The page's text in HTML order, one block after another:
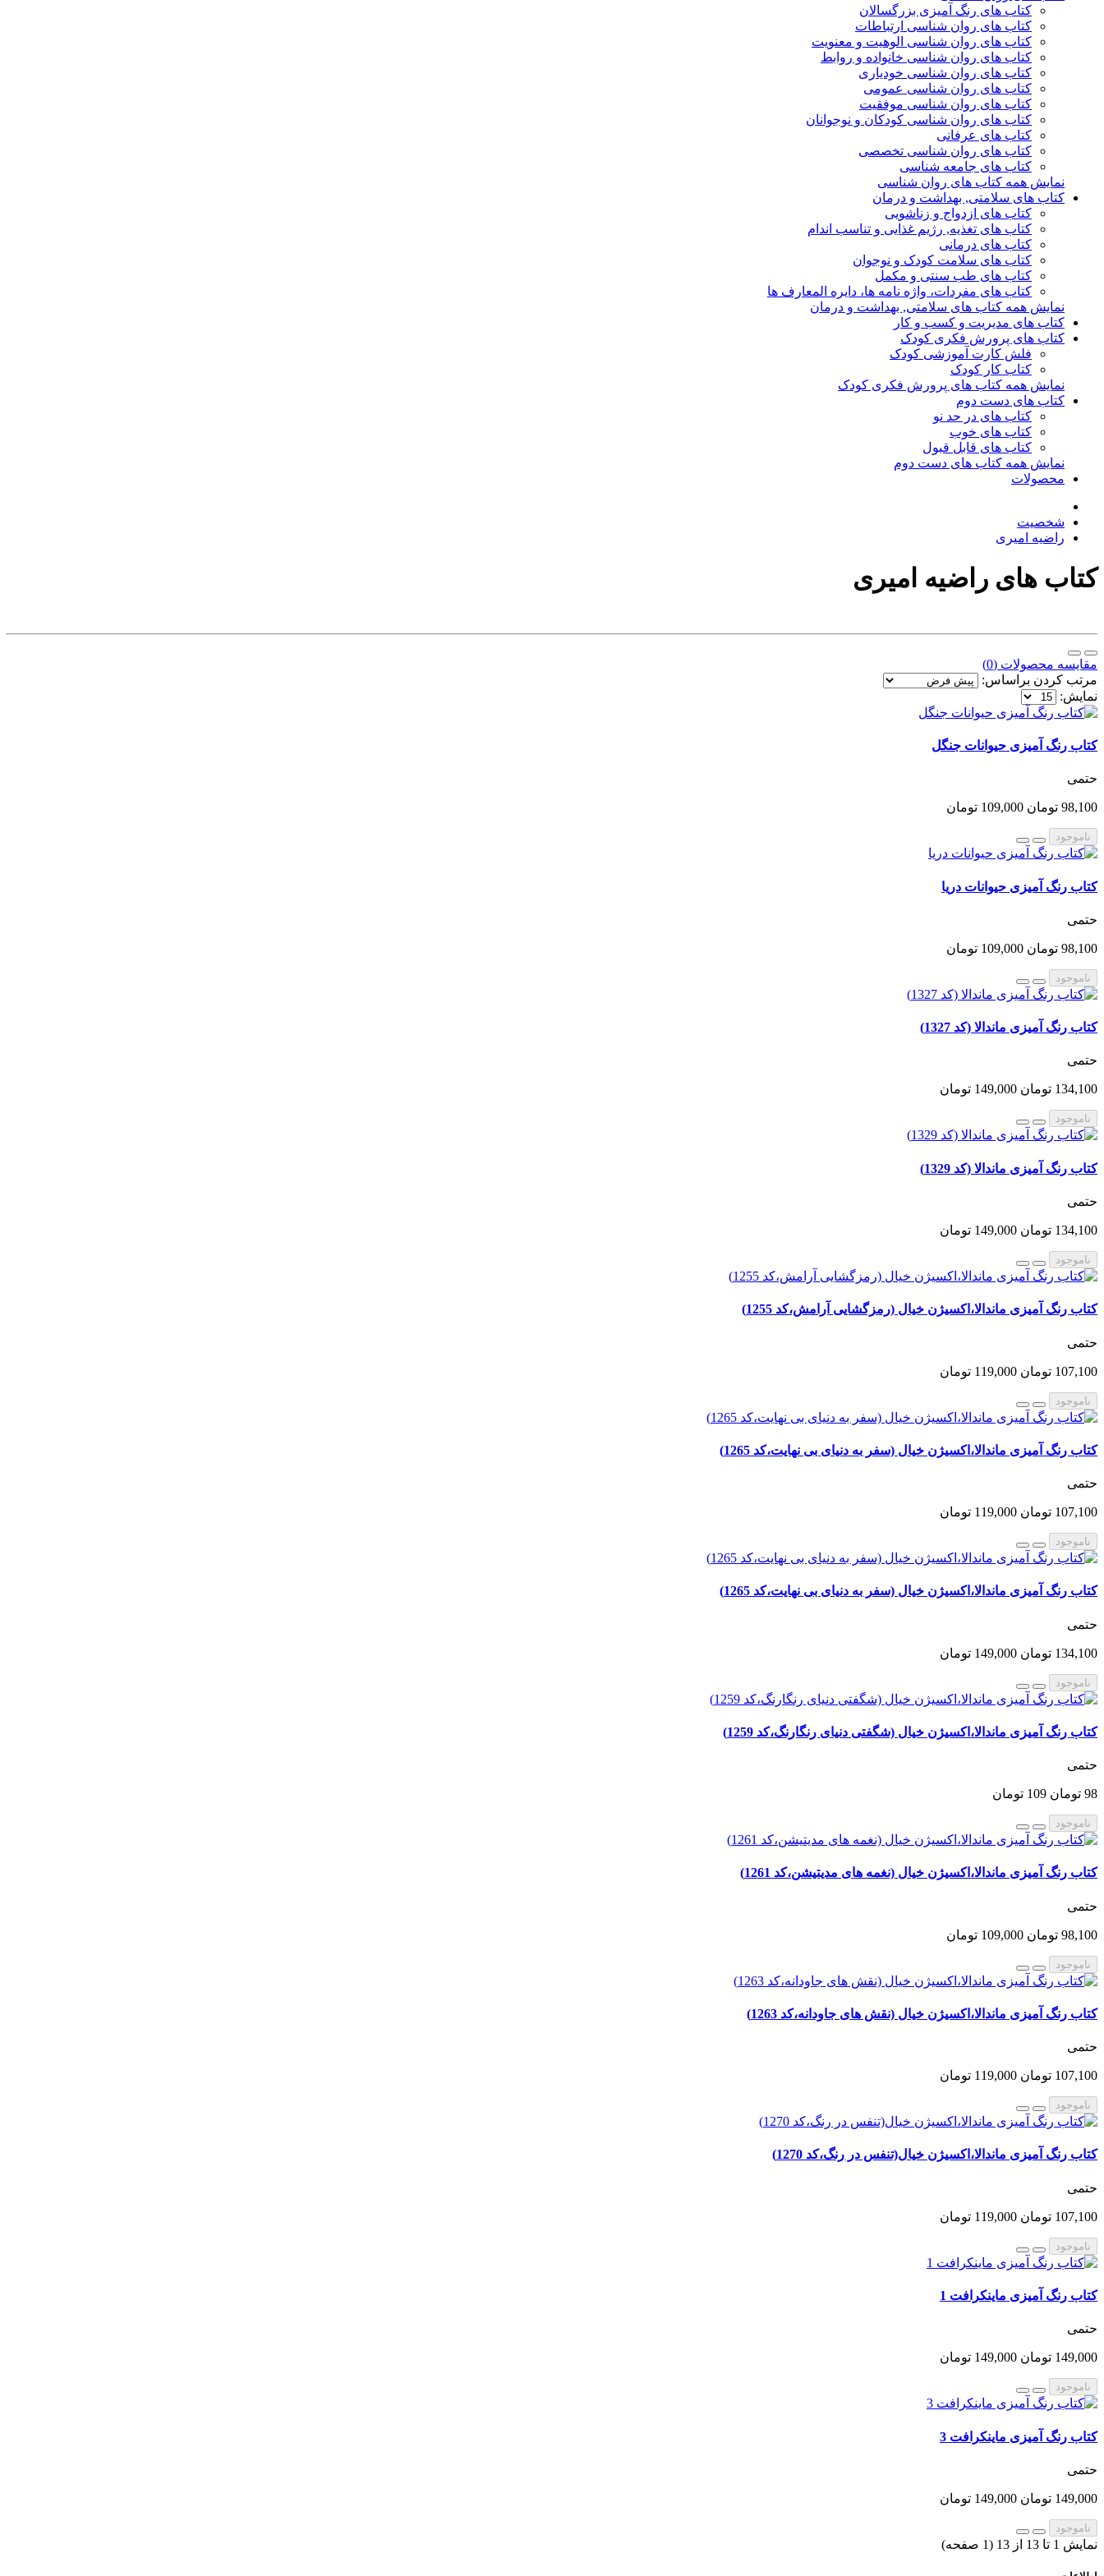
کتاب های رنگ آمیزی بزرگسالان
کتاب های روان شناسی ارتباطات
کتاب های روان شناسی الوهیت و معنویت
کتاب های روان شناسی خانواده و روابط
کتاب های روان شناسی خودیاری
کتاب های روان شناسی عمومی
کتاب های روان شناسی موفقیت
کتاب های روان شناسی کودکان و نوجوانان
کتاب های عرفانی
کتاب های روان شناسی تخصصی
کتاب های جامعه شناسی
نمایش همه کتاب های روان شناسی
کتاب های سلامتی, بهداشت و درمان
کتاب های ازدواج و زناشویی
کتاب های تغذیه, رژیم غذایی و تناسب اندام
کتاب های درمانی
کتاب های سلامت کودک و نوجوان
کتاب های طب سنتی و مکمل
کتاب های مفردات، واژه نامه ها، دایره المعارف ها
نمایش همه کتاب های سلامتی, بهداشت و درمان
کتاب های مدیریت و کسب و کار
کتاب های پرورش فکری کودک
فلش کارت آموزشی کودک
کتاب کار کودک
نمایش همه کتاب های پرورش فکری کودک
کتاب های دست دوم
کتاب های در حد نو
کتاب های خوب
کتاب های قابل قبول
نمایش همه کتاب های دست دوم
محصولات
شخصیت
راضیه امیری
کتاب های راضیه امیری
مقایسه محصولات (0)
مرتب کردن براساس:
نمایش:
کتاب رنگ آمیزی حیوانات جنگل
حتمی
98,100 تومان 109,000 تومان
ناموجود
کتاب رنگ آمیزی حیوانات دریا
حتمی
98,100 تومان 109,000 تومان
ناموجود
کتاب رنگ آمیزی ماندالا (کد 1327)
حتمی
134,100 تومان 149,000 تومان
ناموجود
کتاب رنگ آمیزی ماندالا (کد 1329)
حتمی
134,100 تومان 149,000 تومان
ناموجود
کتاب رنگ آمیزی ماندالا،اکسیژن خیال (رمزگشایی آرامش،کد 1255)
حتمی
107,100 تومان 119,000 تومان
ناموجود
کتاب رنگ آمیزی ماندالا،اکسیژن خیال (سفر به دنیای بی نهایت،کد 1265)
حتمی
107,100 تومان 119,000 تومان
ناموجود
کتاب رنگ آمیزی ماندالا،اکسیژن خیال (سفر به دنیای بی نهایت،کد 1265)
حتمی
134,100 تومان 149,000 تومان
ناموجود
کتاب رنگ آمیزی ماندالا،اکسیژن خیال (شگفتی دنیای رنگارنگ،کد 1259)
حتمی
98 تومان 109 تومان
ناموجود
کتاب رنگ آمیزی ماندالا،اکسیژن خیال (نغمه های مدیتیشن،کد 1261)
حتمی
98,100 تومان 109,000 تومان
ناموجود
کتاب رنگ آمیزی ماندالا،اکسیژن خیال (نقش های جاودانه،کد 1263)
حتمی
107,100 تومان 119,000 تومان
ناموجود
کتاب رنگ آمیزی ماندالا،اکسیژن خیال(تنفس در رنگ،کد 1270)
حتمی
107,100 تومان 119,000 تومان
ناموجود
کتاب رنگ آمیزی ماینکرافت 1
حتمی
149,000 تومان 149,000 تومان
ناموجود
کتاب رنگ آمیزی ماینکرافت 3
حتمی
149,000 تومان 149,000 تومان
ناموجود
نمایش 1 تا 13 از 13 (1 صفحه)